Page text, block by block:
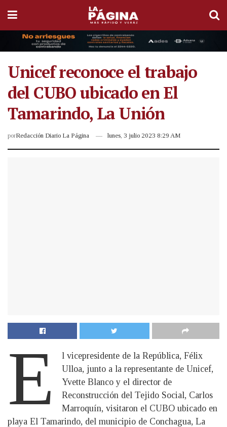
Unicef reconoce el trabajo
del CUBO ubicado en El
Tamarindo, La Unión
porRedacción Diario La Página lunes, 3 julio 2023 8:29 AM
E
l vicepresidente de la República, Félix
Ulloa, junto a la representante de Unicef,
Yvette Blanco y el director de
Reconstrucción del Tejido Social, Carlos
Marroquín, visitaron el CUBO ubicado en
playa El Tamarindo, del municipio de Conchagua, La